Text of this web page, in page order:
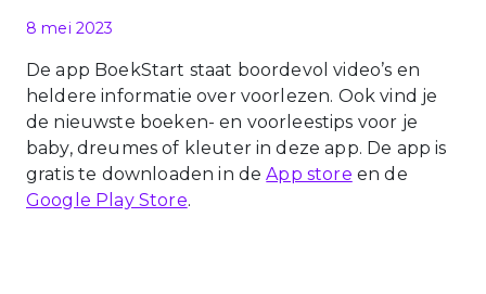
Gepubliceerd op
8 mei 2023
De app BoekStart staat boordevol video’s en
heldere informatie over voorlezen. Ook vind je
de nieuwste boeken- en voorleestips voor je
baby, dreumes of kleuter in deze app. De app is
gratis te downloaden in deApp store en de
Google Play Store.